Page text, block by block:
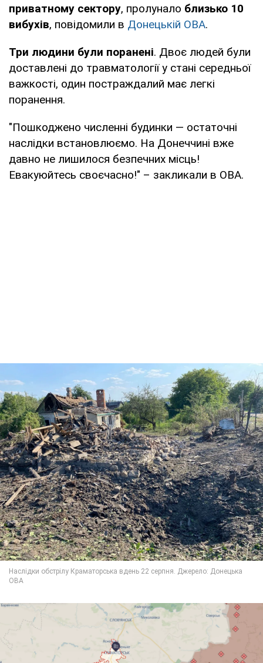
приватному сектору, пролунало близько 10
вибухів, повідомили в Донецькій ОВА.
Три людини були поранені. Двоє людей були
доставлені до травматології у стані середньої
важкості, один постраждалий має легкі
поранення.
"Пошкоджено численні будинки — остаточні
наслідки встановлюємо. На Донеччині вже
давно не лишилося безпечних місць!
Евакуюйтесь своєчасно!" – закликали в ОВА.